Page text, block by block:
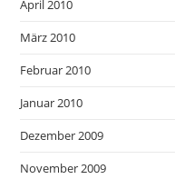
April 2010
März 2010
Februar 2010
Januar 2010
Dezember 2009
November 2009